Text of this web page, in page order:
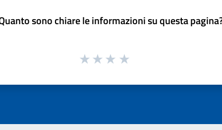
sono chiare le informazioni su questa